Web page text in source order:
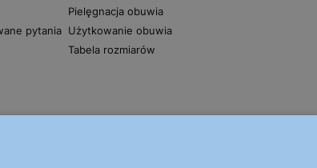
pytania
Pielęgnacja obuwia
Użytkowanie obuwia
Tabela rozmiarów